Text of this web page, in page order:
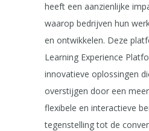
heeft een aanzienlijke
waarop bedrijven hun
en ontwikkelen. Deze
Learning Experience
innovatieve oplossingen
overstijgen door een
flexibele en interactieve
tegenstelling tot de